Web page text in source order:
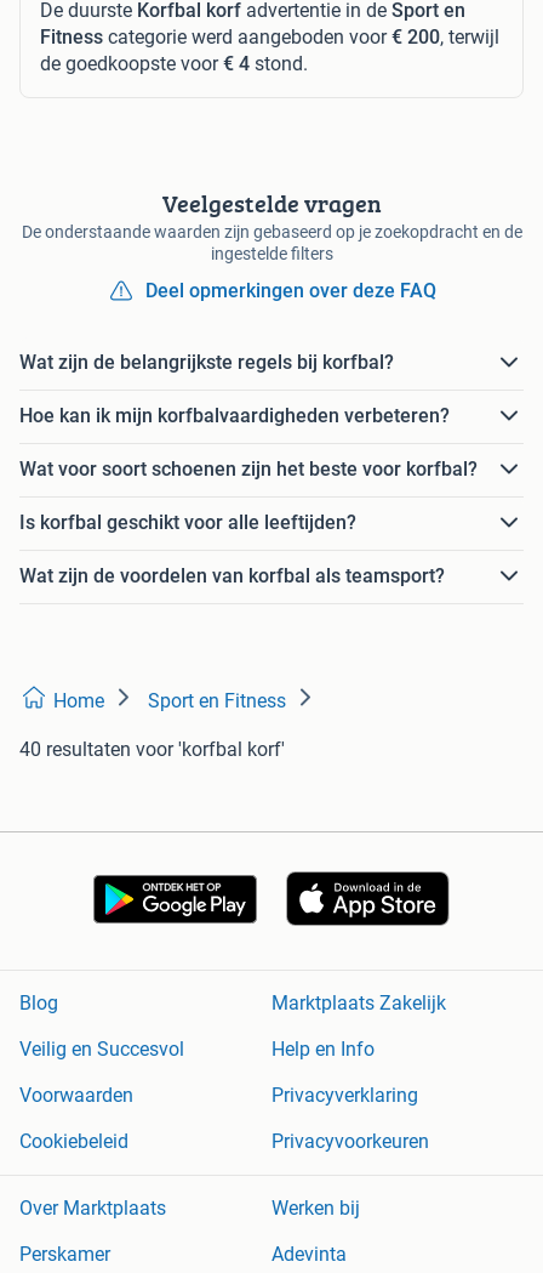
De duurste Korfbal korf advertentie in de Sport en
Fitness categorie werd aangeboden voor€ 200, terwijl
de goedkoopste voor€ 4 stond.
Veelgestelde vragen
De onderstaande waarden zijn gebaseerd op je zoekopdracht en de
ingestelde filters
Deel opmerkingen over deze FAQ
Wat zijn de belangrijkste regels bij korfbal?
Hoe kan ik mijn korfbalvaardigheden verbeteren?
Wat voor soort schoenen zijn het beste voor korfbal?
Is korfbal geschikt voor alle leeftijden?
Wat zijn de voordelen van korfbal als teamsport?
Home Sport en Fitness
40 resultaten voor 'korfbal korf'
Blog
Marktplaats Zakelijk
Veilig en Succesvol
Help en Info
Voorwaarden
Privacyverklaring
Cookiebeleid
Privacyvoorkeuren
Over Marktplaats
Werken bij
Perskamer
Adevinta